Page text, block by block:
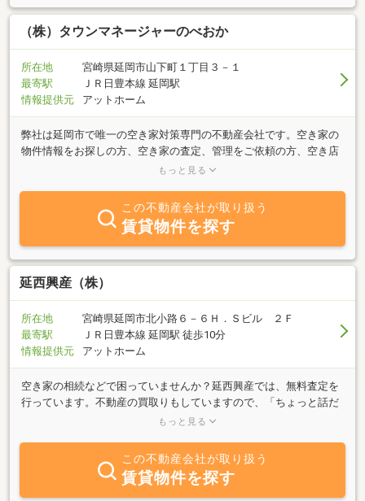
（株）タウンマネージャーのべおか
所在地
宮崎県延岡市山下町１丁目３－１
最寄駅
ＪＲ日豊本線 延岡駅
情報提供元
アットホーム
弊社は延岡市で唯一の空き家対策専門の不動産会社です。空き家の
物件情報をお探しの方、空き家の査定、管理をご依頼の方、空き店
舗での開業を検討中の方、お気軽に空き家の専門家へご相談くださ
もっと見る
この不動産会社が取り扱う
賃貸物件を探す
延西興産（株）
所在地
宮崎県延岡市北小路６－６Ｈ．Ｓビル ２Ｆ
最寄駅
ＪＲ日豊本線 延岡駅 徒歩10分
情報提供元
アットホーム
空き家の相続などで困っていませんか？延西興産では、無料査定を
行っています。不動産の買取りもしていますので、「ちょっと話だ
けでも・・・」と気になる方は、お気軽にご連絡ください。太陽光
うな設備投資をご提案します。不動産屋だからこそ出来るリフォー
ムがあります。もちろん無料でお見積り致します。土地、建物、賃
貸物件、リフォーム工事、太陽光発電等々、不動産のことなら延西
もっと見る
この不動産会社が取り扱う
賃貸物件を探す